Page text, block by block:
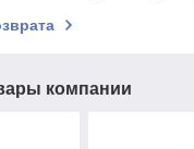
компании